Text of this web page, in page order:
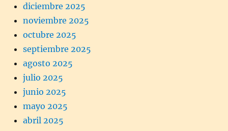
diciembre 2025
noviembre 2025
octubre 2025
septiembre 2025
agosto 2025
julio 2025
junio 2025
mayo 2025
abril 2025